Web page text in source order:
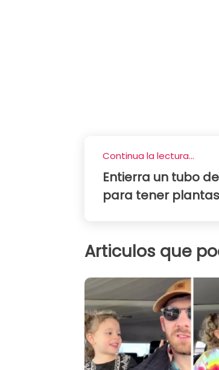
Continua la lectura...
Entierra un tubo
para tener
Articulos que